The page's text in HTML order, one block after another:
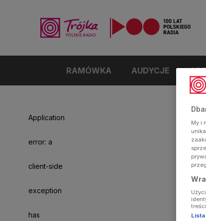
RAMÓWKA AUDYCJE
Application
error: a
client-side
exception
has
My i